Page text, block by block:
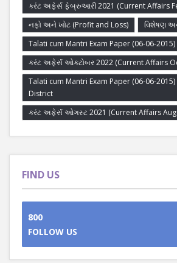
કરંટ અફેર્સ ફેબ્રુઆરી 2021 (Current Affairs
નફો અને ખોટ (Profit and Loss)
વિશેષણ
Talati cum Mantri Exam Paper (06-06-
કરંટ અફેર્સ ઓક્ટોબર 2022 (Current Affairs
Talati cum Mantri Exam Paper (06-06-
District
કરંટ અફેર્સ ઓગસ્ટ 2021 (Current Affairs
FIND US
800
FOLLOW US